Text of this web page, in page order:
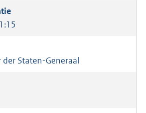
der Staten-Generaal